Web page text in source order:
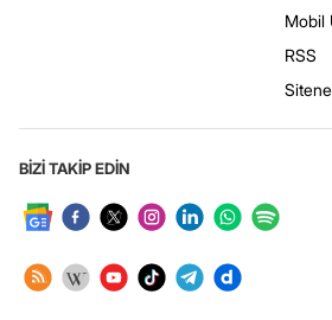
Mobil
RSS
BİZİ TAKİP EDİN